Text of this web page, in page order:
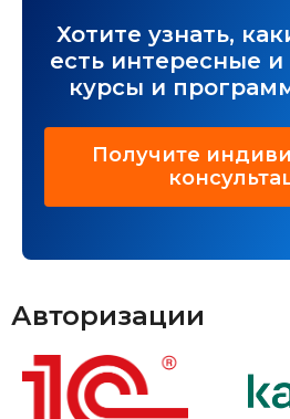
Хотите узнать,
есть интересные
курсы и
Получите
Авторизации